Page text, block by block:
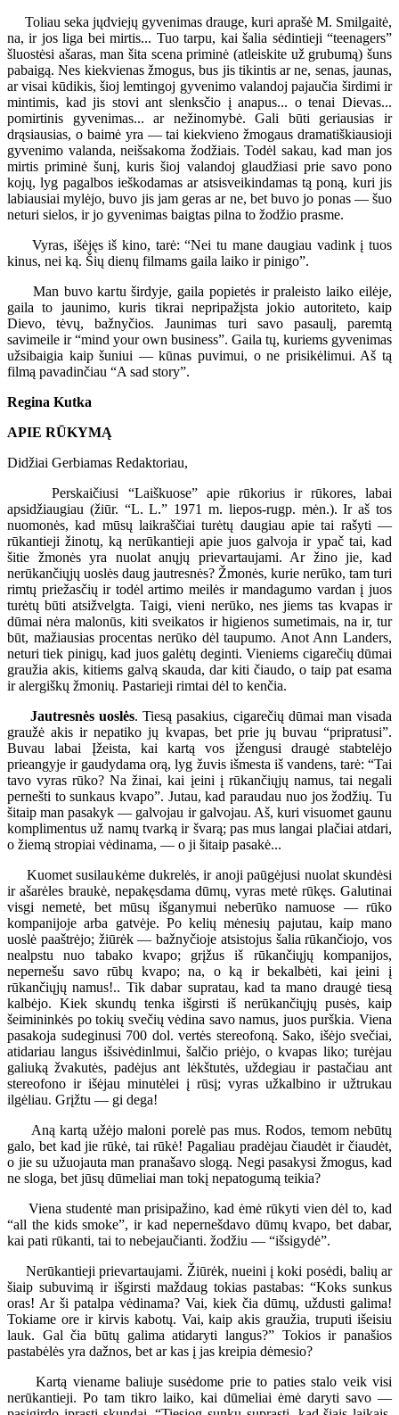
Toliau seka jųdviejų gyvenimas drauge, kuri aprašė M. Smilgaitė,
na, ir jos liga bei mirtis... Tuo tarpu, kai šalia sėdintieji “teenagers”
šluostėsi ašaras, man šita scena priminė (atleiskite už grubumą) šuns
pabaigą. Nes kiekvienas žmogus, bus jis tikintis ar ne, senas, jaunas,
ar visai kūdikis, šioj lemtingoj gyvenimo valandoj pajaučia širdimi ir
mintimis, kad jis stovi ant slenksčio į anapus... o tenai Dievas...
pomirtinis gyvenimas... ar nežinomybė. Gali būti geriausias ir
drąsiausias, o baimė yra — tai kiekvieno žmogaus dramatiškiausioji
gyvenimo valanda, neišsakoma žodžiais. Todėl sakau, kad man jos
mirtis priminė šunį, kuris šioj valandoj glaudžiasi prie savo pono
kojų, lyg pagalbos ieškodamas ar atsisveikindamas tą poną, kuri jis
labiausiai mylėjo, buvo jis jam geras ar ne, bet buvo jo ponas — šuo
neturi sielos, ir jo gyvenimas baigtas pilna to žodžio prasme.
Vyras, išėjęs iš kino, tarė: “Nei tu mane daugiau vadink į tuos
kinus, nei ką. Šių dienų filmams gaila laiko ir pinigo”.
Man buvo kartu širdyje, gaila popietės ir praleisto laiko eilėje,
gaila to jaunimo, kuris tikrai nepripažįsta jokio autoriteto, kaip
Dievo, tėvų, bažnyčios. Jaunimas turi savo pasaulį, paremtą
savimeile ir “mind your own business”. Gaila tų, kuriems gyvenimas
užsibaigia kaip šuniui — kūnas puvimui, o ne prisikėlimui. Aš tą
filmą pavadinčiau “A sad story”.
Regina Kutka
APIE RŪKYMĄ
Didžiai Gerbiamas Redaktoriau,
Perskaičiusi “Laiškuose” apie rūkorius ir rūkores, labai
apsidžiaugiau (žiūr. “L. L.” 1971 m. liepos-rugp. mėn.). Ir aš tos
nuomonės, kad mūsų laikraščiai turėtų daugiau apie tai rašyti —
rūkantieji žinotų, ką nerūkantieji apie juos galvoja ir ypač tai, kad
šitie žmonės yra nuolat anųjų prievartaujami. Ar žino jie, kad
nerūkančiųjų uoslės daug jautresnės? Žmonės, kurie nerūko, tam turi
rimtų priežasčių ir todėl artimo meilės ir mandagumo vardan į juos
turėtų būti atsižvelgta. Taigi, vieni nerūko, nes jiems tas kvapas ir
dūmai nėra malonūs, kiti sveikatos ir higienos sumetimais, na ir, tur
būt, mažiausias procentas nerūko dėl taupumo. Anot Ann Landers,
neturi tiek pinigų, kad juos galėtų deginti. Vieniems cigarečių dūmai
graužia akis, kitiems galvą skauda, dar kiti čiaudo, o taip pat esama
ir alergiškų žmonių. Pastarieji rimtai dėl to kenčia.
Jautresnės uoslės. Tiesą pasakius, cigarečių dūmai man visada
graužė akis ir nepatiko jų kvapas, bet prie jų buvau “pripratusi”.
Buvau labai Įžeista, kai kartą vos įžengusi draugė stabtelėjo
prieangyje ir gaudydama orą, lyg žuvis išmesta iš vandens, tarė: “Tai
tavo vyras rūko? Na žinai, kai įeini į rūkančiųjų namus, tai negali
pernešti to sunkaus kvapo”. Jutau, kad paraudau nuo jos žodžių. Tu
šitaip man pasakyk — galvojau ir galvojau. Aš, kuri visuomet gaunu
komplimentus už namų tvarką ir švarą; pas mus langai plačiai atdari,
o žiemą stropiai vėdinama, — o ji šitaip pasakė...
Kuomet susilaukėme dukrelės, ir anoji paūgėjusi nuolat skundėsi
ir ašarėles braukė, nepakęsdama dūmų, vyras metė rūkęs. Galutinai
visgi nemetė, bet mūsų išganymui neberūko namuose — rūko
kompanijoje arba gatvėje. Po kelių mėnesių pajutau, kaip mano
uoslė paaštrėjo; žiūrėk — bažnyčioje atsistojus šalia rūkančiojo, vos
nealpstu nuo tabako kvapo; grįžus iš rūkančiųjų kompanijos,
nepernešu savo rūbų kvapo; na, o ką ir bekalbėti, kai įeini į
rūkančiųjų namus!.. Tik dabar supratau, kad ta mano draugė tiesą
kalbėjo. Kiek skundų tenka išgirsti iš nerūkančiųjų pusės, kaip
šeimininkės po tokių svečių vėdina savo namus, juos purškia. Viena
pasakoja sudeginusi 700 dol. vertės stereofoną. Sako, išėjo svečiai,
atidariau langus išsivėdinlmui, šalčio priėjo, o kvapas liko; turėjau
galiuką žvakutės, padėjus ant lėkštutės, uždegiau ir pastačiau ant
stereofono ir išėjau minutėlei į rūsį; vyras užkalbino ir užtrukau
ilgėliau. Grįžtu — gi dega!
Aną kartą užėjo maloni porelė pas mus. Rodos, temom nebūtų
galo, bet kad jie rūkė, tai rūkė! Pagaliau pradėjau čiaudėt ir čiaudėt,
o jie su užuojauta man pranašavo slogą. Negi pasakysi žmogus, kad
ne sloga, bet jūsų dūmeliai man tokį nepatogumą teikia?
Viena studentė man prisipažino, kad ėmė rūkyti vien dėl to, kad
“all the kids smoke”, ir kad nepernešdavo dūmų kvapo, bet dabar,
kai pati rūkanti, tai to nebejaučianti. žodžiu — “išsigydė”.
Nerūkantieji prievartaujami. Žiūrėk, nueini į koki posėdi, balių ar
šiaip subuvimą ir išgirsti maždaug tokias pastabas: “Koks sunkus
oras! Ar ši patalpa vėdinama? Vai, kiek čia dūmų, uždusti galima!
Tokiame ore ir kirvis kabotų. Vai, kaip akis graužia, truputi išeisiu
lauk. Gal čia būtų galima atidaryti langus?” Tokios ir panašios
pastabėlės yra dažnos, bet ar kas į jas kreipia dėmesio?
Kartą viename baliuje susėdome prie to paties stalo veik visi
nerūkantieji. Po tam tikro laiko, kai dūmeliai ėmė daryti savo —